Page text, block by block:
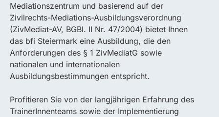
Mediationszentrum und basierend auf der
Zivilrechts-Mediations-Ausbildungsverordnung
(ZivMediat-AV, BGBl. II Nr. 47/2004) bietet Ihnen
das bfi Steiermark eine Ausbildung, die den
Anforderungen des § 1 ZivMediatG sowie
nationalen und internationalen
Ausbildungsbestimmungen entspricht.
Profitieren Sie von der langjährigen Erfahrung des
TrainerInnenteams sowie der Implementierung